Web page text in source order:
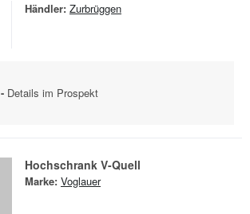
Händler: Zurbrüggen
Details im Prospekt
Hochschrank V-Quell
Marke: Voglauer